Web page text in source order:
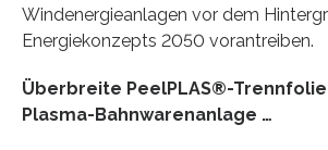
Windenergieanlagen vor dem
Energiekonzepts 2050 vorantreiben.
Überbreite PeelPLAS®-
Plasma-Bahnwarenanlage …